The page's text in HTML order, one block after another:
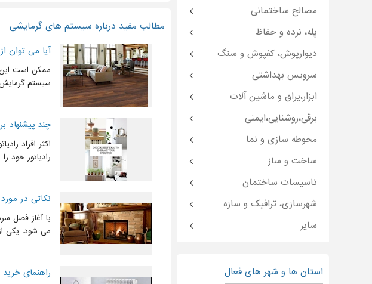
مطالب مفید درباره سیستم های گرمایشی
آیا می توان
ممکن است این
سیستم
چند پیشنهاد
اکثر افراد
رادیاتور خود
نکاتی در
با آغاز فصل
می شود. یکی از
راهنمای خرید
مصالح ساختمانی
پله، نرده و حفاظ
دیوارپوش، کفپوش و سنگ
سرویس بهداشتی
ابزار،یراق و ماشین آلات
برقی،روشنایی،ایمنی
محوطه سازی و نما
ساخت و ساز
تاسیسات ساختمان
شهرسازی، ترافیک و سازه
سایر
استان ها و شهر های فعال